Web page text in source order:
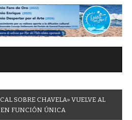
CAL SOBRE CHAVELA» VUELVE AL
EN FUNCIÓN ÚNICA